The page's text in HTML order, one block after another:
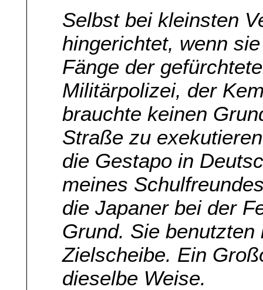
Selbst bei kleinsten
hingerichtet, wenn
Fänge der
Militärpolizei, der
brauchte keinen
Straße zu
die Gestapo in
meines
die Japaner bei der
Grund. Sie
Zielscheibe. Ein
dieselbe Weise.